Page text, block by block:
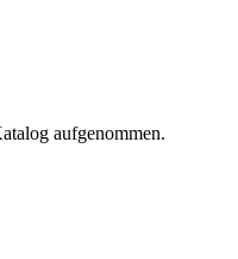
aufgenommen.